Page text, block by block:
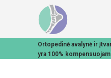
Ortopedinė avalynė ir
yra 100%